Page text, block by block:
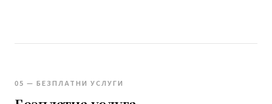
05 — БЕЗПЛАТНИ УСЛУГИ